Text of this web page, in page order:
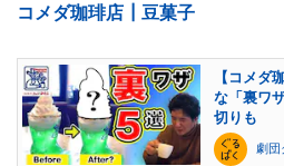
コメダ珈琲店┃豆菓子
【コメダ
な「裏ワ
切りも
劇団